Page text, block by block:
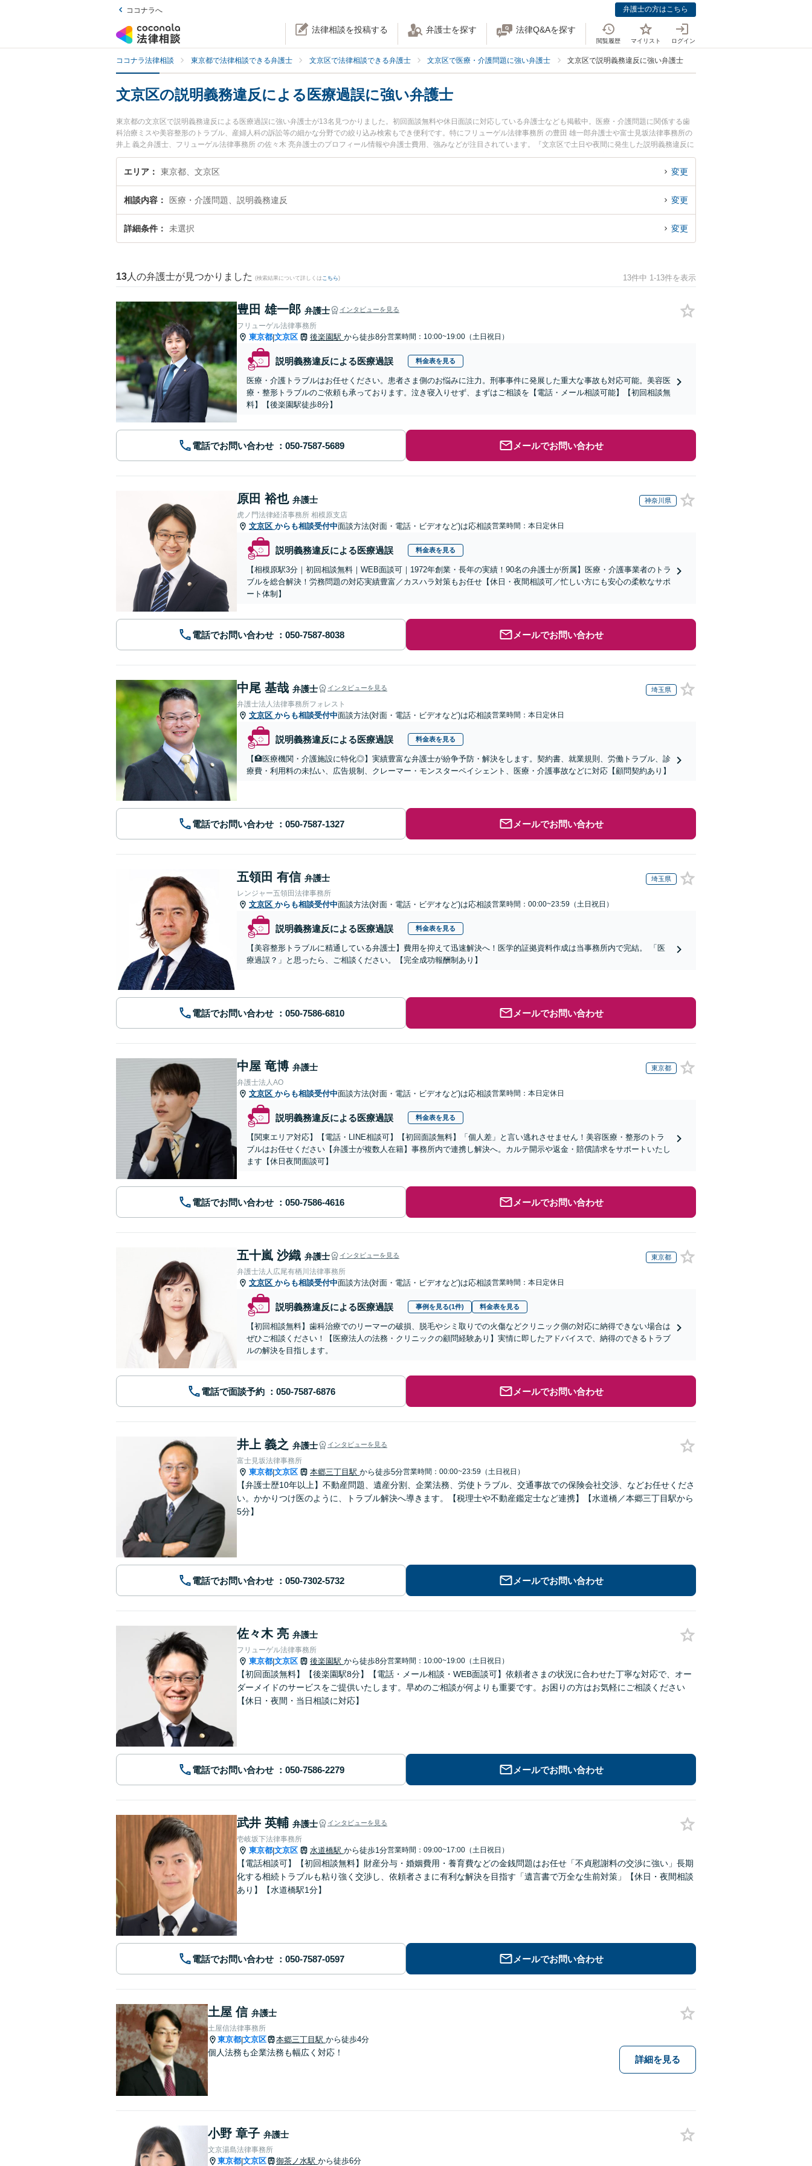
ココナラへ 弁護士の方はこちら
法律相談を投稿する 弁護士を探す 法律Q&Aを探す
閲覧履歴 マイリスト ログイン
ココナラ法律相談 東京都で法律相談できる弁護士 文京区で法律相談できる弁護士 文京区で医療・介護問題に強い弁護士 文京区で説明義務違反に強い弁護士
文京区の説明義務違反による医療過誤に強い弁護士
東京都の文京区で説明義務違反による医療過誤に強い弁護士が13名見つかりました。初回面談無料や休日面談に対応している弁護士なども掲載中。医療・介護問題に関係する歯
科治療ミスや美容整形のトラブル、産婦人科の訴訟等の細かな分野での絞り込み検索もでき便利です。特にフリューゲル法律事務所 の豊田 雄一郎弁護士や富士見坂法律事務所の
井上 義之弁護士、フリューゲル法律事務所 の佐々木 亮弁護士のプロフィール情報や弁護士費用、強みなどが注目されています。『文京区で土日や夜間に発生した説明義務違反に
よる医療過誤のトラブルを今すぐに弁護士に相談したい』『説明義務違反による医療過誤のトラブル解決の実績豊富な近くの弁護士を検索したい』『初回相談無料で説明義務違反
による医療過誤を法律相談できる文京区内の弁護士に相談予約したい』などでお困りの相談者さんにおすすめです。
エリア 東京都、文京区 変更
相談内容 医療・介護問題、説明義務違反 変更
詳細条件 未選択 変更
13 人の弁護士が見つかりました (検索結果について詳しくは こちら) 13件中 1-13件を表示
豊田 雄一郎 弁護士 インタビューを見る
フリューゲル法律事務所
東京都|文京区 後楽園駅 から徒歩8分営業時間：10:00~19:00（土日祝日）
説明義務違反による医療過誤 料金表を見る
医療・介護トラブルはお任せください。患者さま側のお悩みに注力。刑事事件に発展した重大な事故も対応可能。美容医
療・整形トラブルのご依頼も承っております。泣き寝入りせず、まずはご相談を【電話・メール相談可能】【初回相談無
料】【後楽園駅徒歩8分】
電話でお問い合わせ メールでお問い合わせ
原田 裕也 弁護士 神奈川県
虎ノ門法律経済事務所 相模原支店
文京区 からも相談受付中面談方法(対面・電話・ビデオなど)は応相談営業時間：本日定休日
説明義務違反による医療過誤 料金表を見る
【相模原駅3分｜初回相談無料｜WEB面談可｜1972年創業・長年の実績！90名の弁護士が所属】医療・介護事業者のトラ
ブルを総合解決！労務問題の対応実績豊富／カスハラ対策もお任せ【休日・夜間相談可／忙しい方にも安心の柔軟なサポ
ート体制】
電話でお問い合わせ メールでお問い合わせ
中尾 基哉 弁護士 インタビューを見る 埼玉県
弁護士法人法律事務所フォレスト
文京区 からも相談受付中面談方法(対面・電話・ビデオなど)は応相談営業時間：本日定休日
説明義務違反による医療過誤 料金表を見る
【🏥医療機関・介護施設に特化◎】実績豊富な弁護士が紛争予防・解決をします。契約書、就業規則、労働トラブル、診
療費・利用料の未払い、広告規制、クレーマー・モンスターペイシェント、医療・介護事故などに対応【顧問契約あり】
電話でお問い合わせ メールでお問い合わせ
五領田 有信 弁護士 埼玉県
レンジャー五領田法律事務所
文京区 からも相談受付中面談方法(対面・電話・ビデオなど)は応相談営業時間：00:00~23:59（土日祝日）
説明義務違反による医療過誤 料金表を見る
【美容整形トラブルに精通している弁護士】費用を抑えて迅速解決へ！医学的証拠資料作成は当事務所内で完結。 「医
療過誤？」と思ったら、ご相談ください。【完全成功報酬制あり】
電話でお問い合わせ メールでお問い合わせ
中屋 竜博 弁護士 東京都
弁護士法人AO
文京区 からも相談受付中面談方法(対面・電話・ビデオなど)は応相談営業時間：本日定休日
説明義務違反による医療過誤 料金表を見る
【関東エリア対応】【電話・LINE相談可】【初回面談無料】「個人差」と言い逃れさせません！美容医療・整形のトラ
ブルはお任せください【弁護士が複数人在籍】事務所内で連携し解決へ。カルテ開示や返金・賠償請求をサポートいたし
ます【休日夜間面談可】
電話でお問い合わせ メールでお問い合わせ
五十嵐 沙織 弁護士 インタビューを見る 東京都
弁護士法人広尾有栖川法律事務所
文京区 からも相談受付中面談方法(対面・電話・ビデオなど)は応相談営業時間：本日定休日
説明義務違反による医療過誤 事例を見る(1件) 料金表を見る
【初回相談無料】歯科治療でのリーマーの破損、脱毛やシミ取りでの火傷などクリニック側の対応に納得できない場合は
ぜひご相談ください！【医療法人の法務・クリニックの顧問経験あり】実情に即したアドバイスで、納得のできるトラブ
ルの解決を目指します。
電話で面談予約 メールでお問い合わせ
井上 義之 弁護士 インタビューを見る
富士見坂法律事務所
東京都|文京区 本郷三丁目駅 から徒歩5分営業時間：00:00~23:59（土日祝日）
【弁護士歴10年以上】不動産問題、遺産分割、企業法務、労使トラブル、交通事故での保険会社交渉、などお任せくださ
い。かかりつけ医のように、トラブル解決へ導きます。【税理士や不動産鑑定士など連携】【水道橋／本郷三丁目駅から
5分】
電話でお問い合わせ メールでお問い合わせ
佐々木 亮 弁護士
フリューゲル法律事務所
東京都|文京区 後楽園駅 から徒歩8分営業時間：10:00~19:00（土日祝日）
【初回面談無料】【後楽園駅8分】【電話・メール相談・WEB面談可】依頼者さまの状況に合わせた丁寧な対応で、オー
ダーメイドのサービスをご提供いたします。早めのご相談が何よりも重要です。お困りの方はお気軽にご相談ください
【休日・夜間・当日相談に対応】
電話でお問い合わせ メールでお問い合わせ
武井 英輔 弁護士 インタビューを見る
壱岐坂下法律事務所
東京都|文京区 水道橋駅 から徒歩1分営業時間：09:00~17:00（土日祝日）
【電話相談可】【初回相談無料】財産分与・婚姻費用・養育費などの金銭問題はお任せ「不貞慰謝料の交渉に強い」長期
化する相続トラブルも粘り強く交渉し、依頼者さまに有利な解決を目指す「遺言書で万全な生前対策」【休日・夜間相談
あり】【水道橋駅1分】
電話でお問い合わせ メールでお問い合わせ
土屋 信 弁護士
土屋信法律事務所
東京都|文京区 本郷三丁目駅 から徒歩4分
個人法務も企業法務も幅広く対応！
詳細を見る
小野 章子 弁護士
文京湯島法律事務所
東京都|文京区 御茶ノ水駅 から徒歩6分